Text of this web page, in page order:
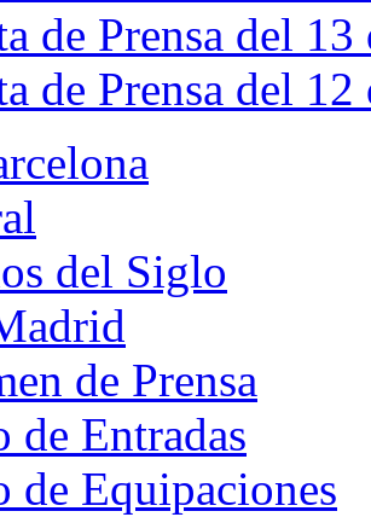
de Prensa del
de Prensa del
del Siglo
de Prensa
de Entradas
de Equipaciones